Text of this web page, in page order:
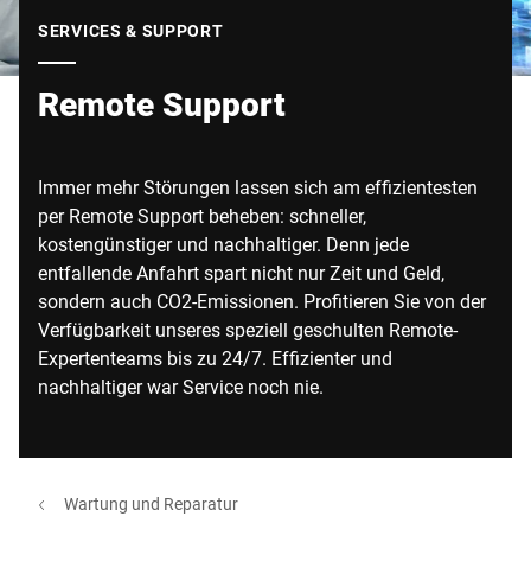
SERVICES & SUPPORT
Remote Support
Immer mehr Störungen lassen sich am effizientesten
per Remote Support beheben: schneller,
kostengünstiger und nachhaltiger. Denn jede
entfallende Anfahrt spart nicht nur Zeit und Geld,
sondern auch CO2-Emissionen. Profitieren Sie von der
Verfügbarkeit unseres speziell geschulten Remote-
Expertenteams bis zu 24/7. Effizienter und
nachhaltiger war Service noch nie.
Wartung und Reparatur